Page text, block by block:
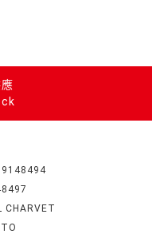
CHARVET